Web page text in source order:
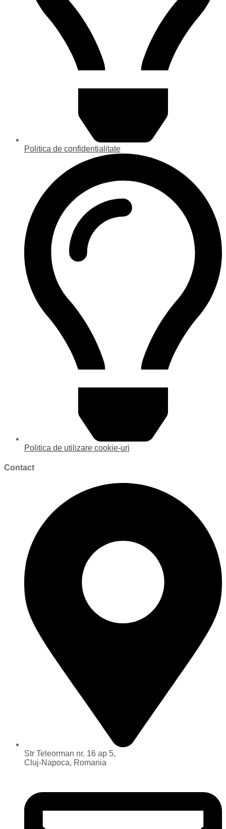
Politica de confidentialitate
Politica de utilizare cookie-uri
Contact
Str Teleorman nr. 16 ap 5,
Cluj-Napoca, Romania